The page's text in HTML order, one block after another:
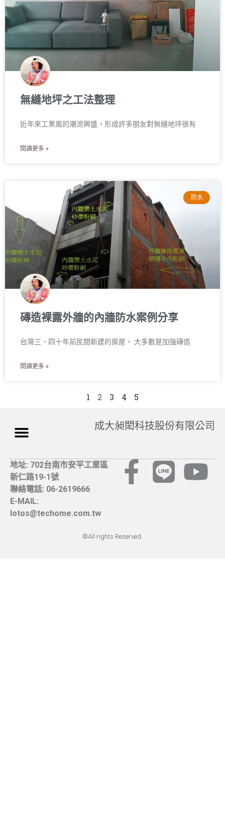
無縫地坪之工法整理
近年來工業風的潮流興盛，形成許多朋友對無縫地坪很有
閱讀更多 »
防水
磚造裸露外牆的內牆防水案例分享
台灣三、四十年前民間新建的房屋， 大多數是加強磚造
閱讀更多 »
1 2 3 4 5
成大昶閎科技股份有限公司
地址: 702台南市安平工業區
新仁路19-1號
聯絡電話: 06-2619666
E-MAIL:
lotos@techome.com.tw
©All rights Reserved.